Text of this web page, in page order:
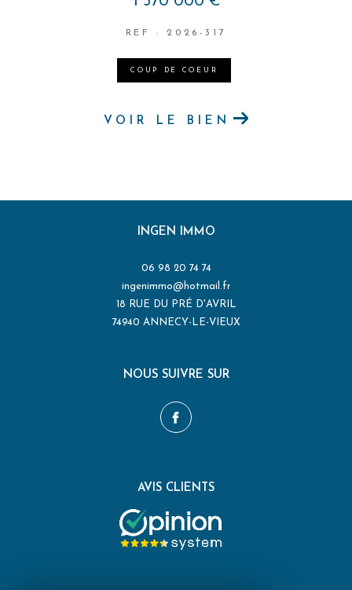
REF : 2026-317
COUP DE COEUR
VOIR LE BIEN
INGEN IMMO
06 98 20 74 74
ingenimmo@hotmail.fr
18 RUE DU PRÉ D'AVRIL
74940
ANNECY-LE-VIEUX
NOUS SUIVRE SUR
AVIS CLIENTS